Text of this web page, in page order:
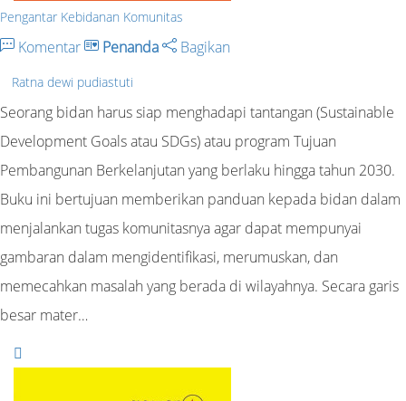
Pengantar Kebidanan Komunitas
Komentar Penanda Bagikan
Ratna dewi pudiastuti
Seorang bidan harus siap menghadapi tantangan (Sustainable
Development Goals atau SDGs) atau program Tujuan
Pembangunan Berkelanjutan yang berlaku hingga tahun 2030.
Buku ini bertujuan memberikan panduan kepada bidan dalam
menjalankan tugas komunitasnya agar dapat mempunyai
gambaran dalam mengidentifikasi, merumuskan, dan
memecahkan masalah yang berada di wilayahnya. Secara garis
besar mater…